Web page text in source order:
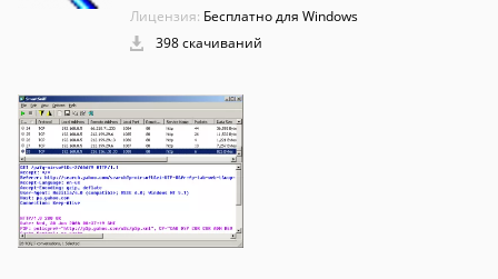
Лицензия: Бесплатно для Windows
398 скачиваний